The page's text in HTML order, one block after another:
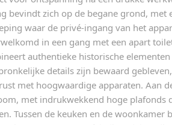
bevindt zich op de begane grond, met
waar de privé-ingang van het
in een gang met een apart
authentieke historische
details zijn bewaard
met hoogwaardige apparaten. Aan
met indrukwekkend hoge plafonds
Tussen de keuken en de woonkamer